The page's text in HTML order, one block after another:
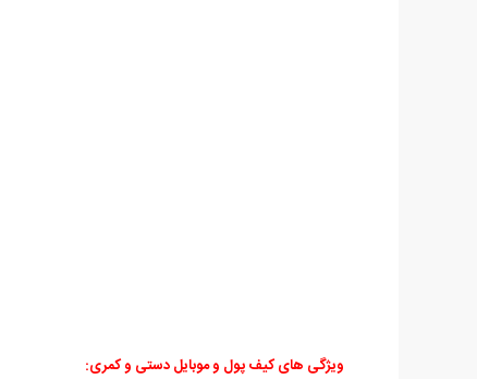
ویژگی های کیف پول و موبایل دستی و کمری: